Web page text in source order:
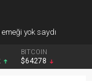
yok saydı
BITCOIN
$64278